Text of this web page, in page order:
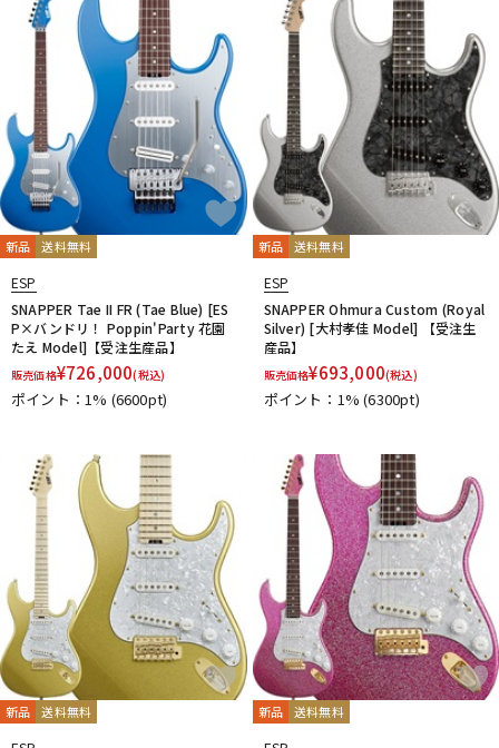
新品 送料無料
ESP
SNAPPER Tae II FR (Tae Blue) [ES
P×バンドリ！ Poppin'Party 花園
たえ Model]【受注生産品】
販売価格¥726,000(税込)
ポイント：1% (6600pt)
新品 送料無料
ESP
SNAPPER Ohmura Custom (Royal
Silver) [大村孝佳 Model] 【受注生
産品】
販売価格¥693,000(税込)
ポイント：1%(6300pt)
新品 送料無料 新品 送料無料